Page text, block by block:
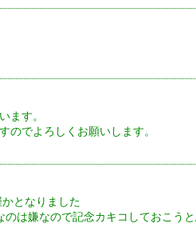
ます。
のでよろしくお願いします。
となりました
のは嫌なので記念カキコしておこう